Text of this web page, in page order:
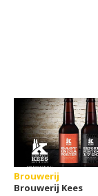
Brouwerij
Brouwerij Kees